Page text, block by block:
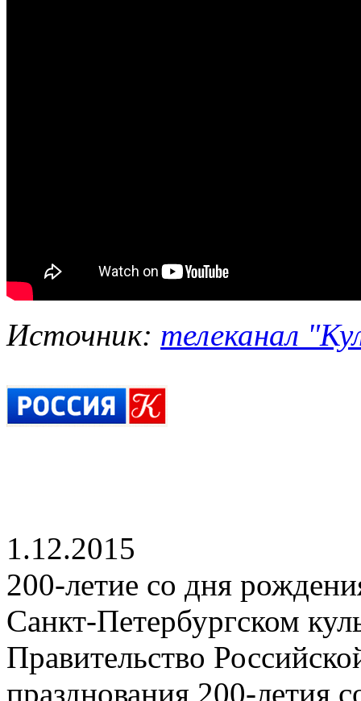
Источник: телеканал
1.12.2015
200-летие со дня
Санкт-Петербургском
Правительство
празднования 200-летия